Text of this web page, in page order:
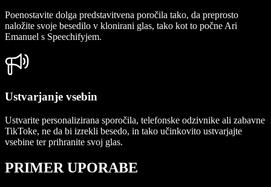
Poenostavite dolga predstavitvena poročila tako, da preprosto
naložite svoje besedilo v klonirani glas, tako kot to počne Ari
Emanuel s Speechifyjem.
Ustvarjanje vsebin
Ustvarite personalizirana sporočila, telefonske odzivnike ali zabavne
TikToke, ne da bi izrekli besedo, in tako učinkovito ustvarjajte
vsebine ter prihranite svoj glas.
PRIMER UPORABE